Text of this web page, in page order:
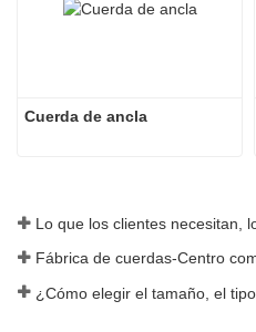
Cuerda de ancla